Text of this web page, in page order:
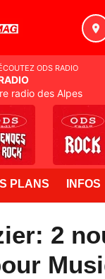
PLANS INFOS
2
ODS RADIO
radio des Alpes